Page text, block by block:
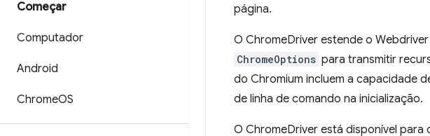
Começar
Computador
Android
ChromeOS
página.
O ChromeDriver estende o
ChromeOptions para transmitir
do Chromium incluem a capacidade
de linha de comando na inicialização.
O ChromeDriver está disponível